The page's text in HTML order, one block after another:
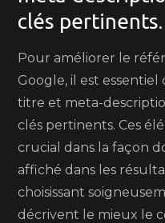
clés pertinents.
Pour améliorer le
Google, il est essentiel
titre et meta-
clés pertinents. Ces
crucial dans la façon
affiché dans les
choisissant
décrivent le mieux le